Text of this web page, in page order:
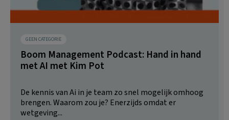
GEEN CATEGORIE
Boom Management Podcast: Hand in hand
met AI met Kim Pot
De kennis van Ai in je team zo snel mogelijk omhoog
brengen. Waarom zou je? Enerzijds omdat er
wetgeving...